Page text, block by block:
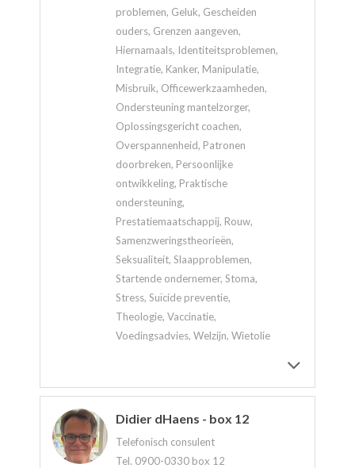
problemen, Geluk, Gescheiden
ouders, Grenzen aangeven,
Hiernamaals, Identiteitsproblemen,
Integratie, Kanker, Manipulatie,
Misbruik, Officewerkzaamheden,
Ondersteuning mantelzorger,
Oplossingsgericht coachen,
Overspannenheid, Patronen
doorbreken, Persoonlijke
ontwikkeling, Praktische
ondersteuning,
Prestatiemaatschappij, Rouw,
Samenzweringstheorieën,
Seksualiteit, Slaapproblemen,
Startende ondernemer, Stoma,
Stress, Suïcide preventie,
Theologie, Vaccinatie,
Voedingsadvies, Welzijn, Wietolie
Didier dHaens - box 12
Telefonisch consulent
Tel. 0900-0330 box 12